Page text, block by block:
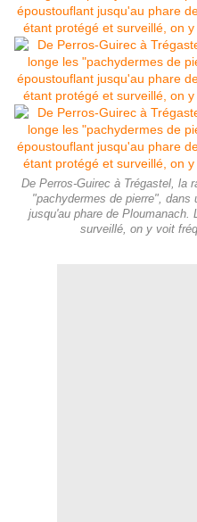
De Perros-Guirec à Trégastel, la
"pachydermes de pierre", dans
jusqu'au phare de Ploumanach.
surveillé, on y voit